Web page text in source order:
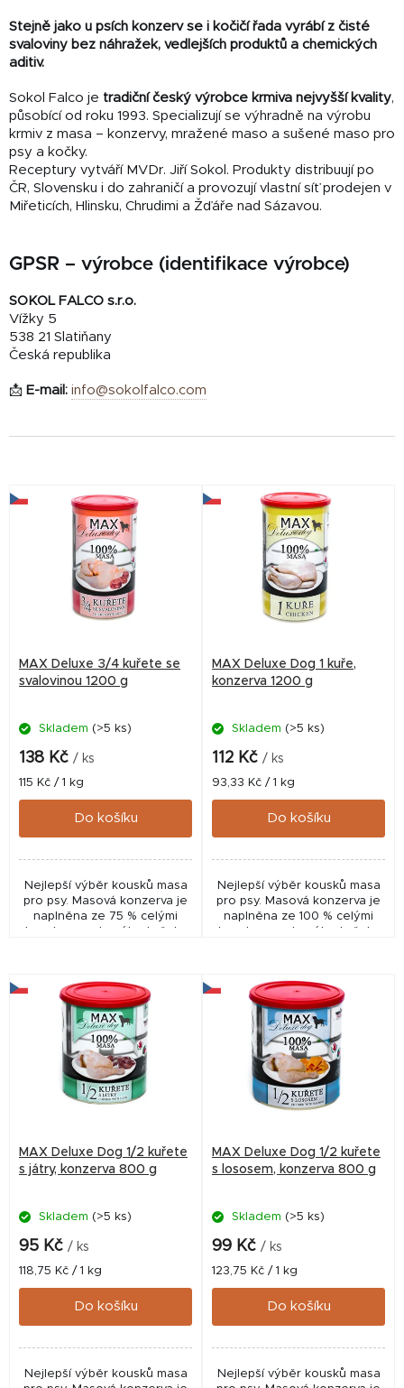
Stejně jako u psích konzerv se i kočičí řada vyrábí z čisté
svaloviny bez náhražek, vedlejších produktů a chemických
aditiv.
Sokol Falco je tradiční český výrobce krmiva nejvyšší kvality,
působící od roku 1993. Specializují se výhradně na výrobu
krmiv z masa – konzervy, mražené maso a sušené maso pro
psy a kočky.
Receptury vytváří MVDr. Jiří Sokol. Produkty distribuují po
ČR, Slovensku i do zahraničí a provozují vlastní síť prodejen v
Miřeticích, Hlinsku, Chrudimi a Žďáře nad Sázavou.
GPSR – výrobce (identifikace výrobce)
SOKOL FALCO s.r.o.
Vížky 5
538 21 Slatiňany
Česká republika
📩 E-mail: info@sokolfalco.com
V
o
MAX Deluxe 3/4 kuřete se
svalovinou 1200 g
Skladem (>5 ks)
138 Kč / ks
Měrná
cena:
115 Kč / 1 kg
Do košíku
Nejlepší výběr kousků masa
pro psy. Masová konzerva je
naplněna ze 75 % celými
kousky nasekaného kuřete
MAX Deluxe Dog 1 kuře,
konzerva 1200 g
Skladem (>5 ks)
112 Kč / ks
Měrná
cena:
93,33 Kč / 1 kg
Do košíku
Nejlepší výběr kousků masa
pro psy. Masová konzerva je
naplněna ze 100 % celými
kousky nasekaného kuřete
MAX Deluxe Dog 1/2 kuřete
s játry, konzerva 800 g
Skladem (>5 ks)
95 Kč / ks
Měrná
cena:
118,75 Kč / 1 kg
Do košíku
Nejlepší výběr kousků masa
MAX Deluxe Dog 1/2 kuřete
s lososem, konzerva 800 g
Skladem (>5 ks)
99 Kč / ks
Měrná
cena:
123,75 Kč / 1 kg
Do košíku
Nejlepší výběr kousků masa